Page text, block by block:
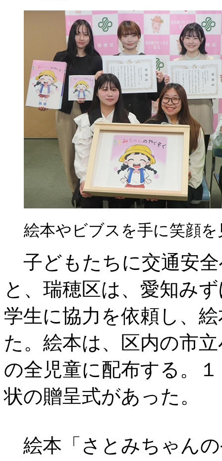
絵本やビブスを手に笑顔
子どもたちに交通安
と、瑞穂区は、愛知み
学生に協力を依頼し、
た。絵本は、区内の市
の全児童に配布する。
状の贈呈式があった。
絵本「さとみちゃん